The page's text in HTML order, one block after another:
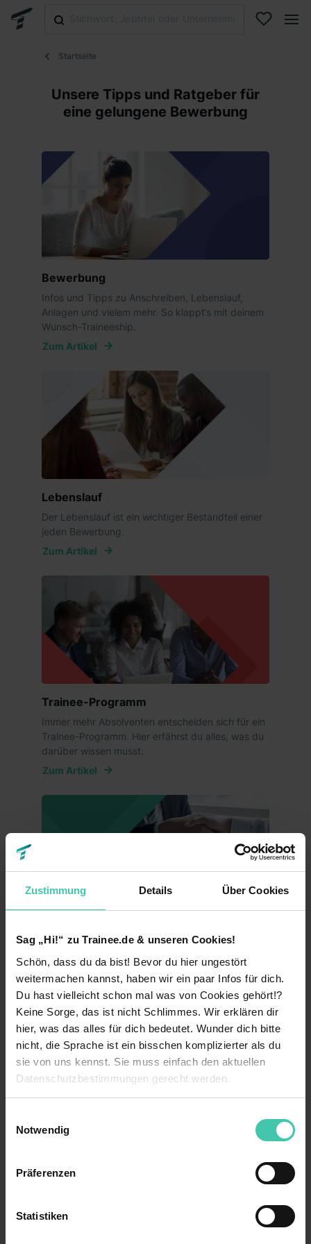
Zustimmung Details Über Cookies
Sag „Hi!“ zu Trainee.de & unseren Cookies!
Schön, dass du da bist! Bevor du hier ungestört
weitermachen kannst, haben wir ein paar Infos für dich.
Du hast vielleicht schon mal was von Cookies gehört!?
Keine Sorge, das ist nicht Schlimmes. Wir erklären dir
hier, was das alles für dich bedeutet. Wunder dich bitte
nicht, die Sprache ist ein bisschen komplizierter als du
sie von uns kennst. Sie muss einfach den aktuellen
Datenschutzbestimmungen gerecht werden.
Benutzung der Webseite getroffenen Einstellungen zu
Webseite zu analysieren („Statistiken“), um
Informationen zu deiner Verwendung unserer Website an
Notwendig
Präferenzen
Statistiken
Startseite
Unsere Tipps und Ratgeber für
eine gelungene Bewerbung
Bewerbung
Infos und Tipps zu Anschreiben, Lebenslauf,
Anlagen und vielem mehr. So klappt’s mit deinem
Wunsch-Traineeship.
Zum Artikel
Lebenslauf
Der Lebenslauf ist ein wichtiger Bestandteil einer
jeden Bewerbung.
Zum Artikel
Trainee-Programm
Immer mehr Absolventen entscheiden sich für ein
Trainee-Programm. Hier erfährst du alles, was du
darüber wissen musst.
Zum Artikel
Endlich eigenes Geld verdienen: Hier erfährst du
alles über dein Einstiegsgehalt als Trainee,
Tarifverträge & Co.
Zum Artikel
verraten dir warum und klären über Ablauf, Dauer,